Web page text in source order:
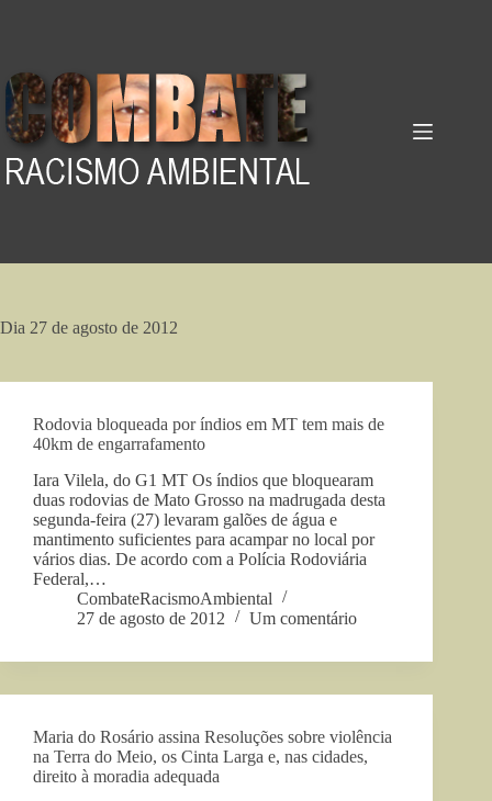
Dia 27 de agosto de 2012
Rodovia bloqueada por índios em MT tem mais de
40km de engarrafamento
Iara Vilela, do G1 MT Os índios que bloquearam
duas rodovias de Mato Grosso na madrugada desta
segunda-feira (27) levaram galões de água e
mantimento suficientes para acampar no local por
vários dias. De acordo com a Polícia Rodoviária
Federal,…
CombateRacismoAmbiental
27 de agosto de 2012
Um comentário
Maria do Rosário assina Resoluções sobre violência
na Terra do Meio, os Cinta Larga e, nas cidades,
direito à moradia adequada